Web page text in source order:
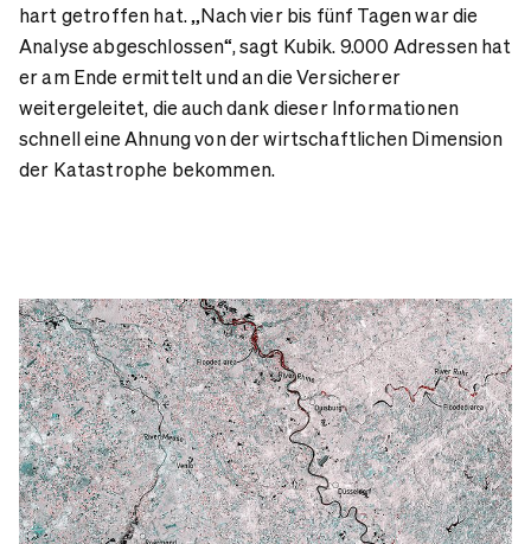
hart getroffen hat. „Nach vier bis fünf Tagen war die
Analyse abgeschlossen“, sagt Kubik. 9.000 Adressen hat
er am Ende ermittelt und an die Versicherer
weitergeleitet, die auch dank dieser Informationen
schnell eine Ahnung von der wirtschaftlichen Dimension
der Katastrophe bekommen.